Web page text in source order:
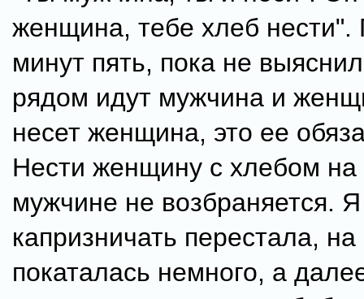
женщина, тебе хлеб нести".
минут пять, пока не
рядом идут мужчина и
несет женщина, это ее
Нести женщину с хлебом на
мужчине не возбраняется. Я
капризничать перестала, на
покаталась немного, а